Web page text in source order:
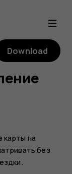
Download
карты на
без